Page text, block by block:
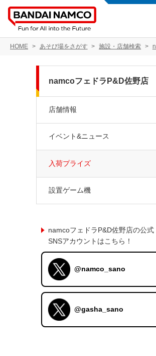
HOME あそび場をさがす 施設・店舗検索
namcoフェドラP&D佐野店
店舗情報
イベント&ニュース
入荷プライズ
設置ゲーム機
namcoフェドラP&D佐野店の公式
SNSアカウントはこちら！
@namco_sano
@gasha_sano